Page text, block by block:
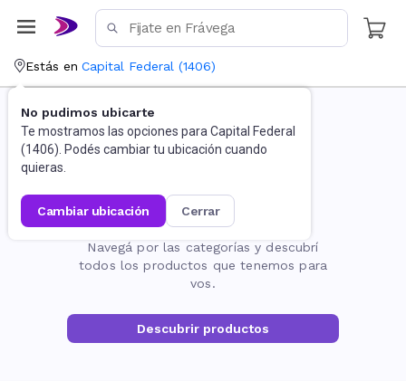
Estás en Capital Federal (1406)
No pudimos ubicarte
Te mostramos las opciones para Capital Federal
(1406). Podés cambiar tu ubicación cuando
quieras.
cambiar ubicación cerrar
La página no existe
Navegá por las categorías y descubrí
todos los productos que tenemos para
vos.
Descubrir productos